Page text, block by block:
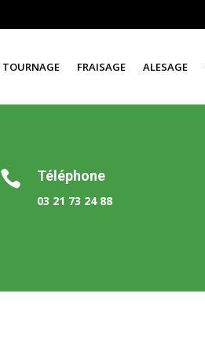
TOURNAGE FRAISAGE ALESAGE
 Téléphone
03 21 73 24 88